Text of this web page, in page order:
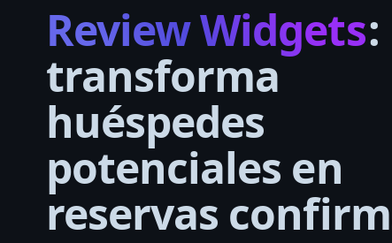
Review Widgets:
transforma
huéspedes
potenciales en
reservas